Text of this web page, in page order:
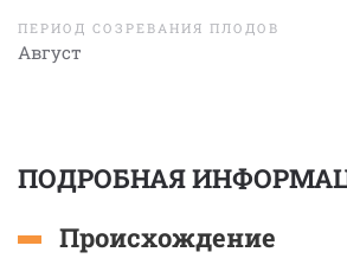
ПЕРИОД СОЗРЕВАНИЯ ПЛОДОВ
Август
ПОДРОБНАЯ
Происхождение